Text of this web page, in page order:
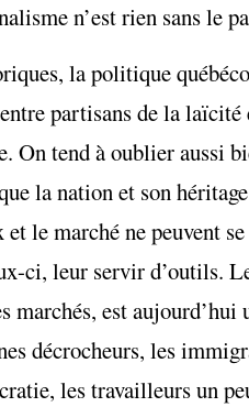
n’est rien sans le
la politique
partisans de la
On tend à oublier aussi
la nation et son
le marché ne peuvent
ci, leur servir d’outils.
marchés, est
décrocheurs, les
les travailleurs un